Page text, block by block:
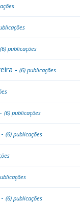
(6) publicações
- (6) publicações
(6) publicações
(6) publicações
(6) publicações